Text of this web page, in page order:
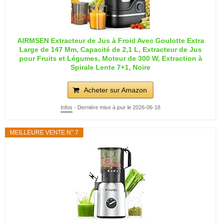
AIRMSEN Extracteur de Jus à Froid Avec Goulotte Extra
Large de 147 Mm, Capacité de 2,1 L, Extracteur de Jus
pour Fruits et Légumes, Moteur de 300 W, Extraction à
Spirale Lente 7+1, Noire
Acheter sur Amazon
Infos - Dernière mise à jour le 2026-06-18
MEILLEURE VENTE N° 7